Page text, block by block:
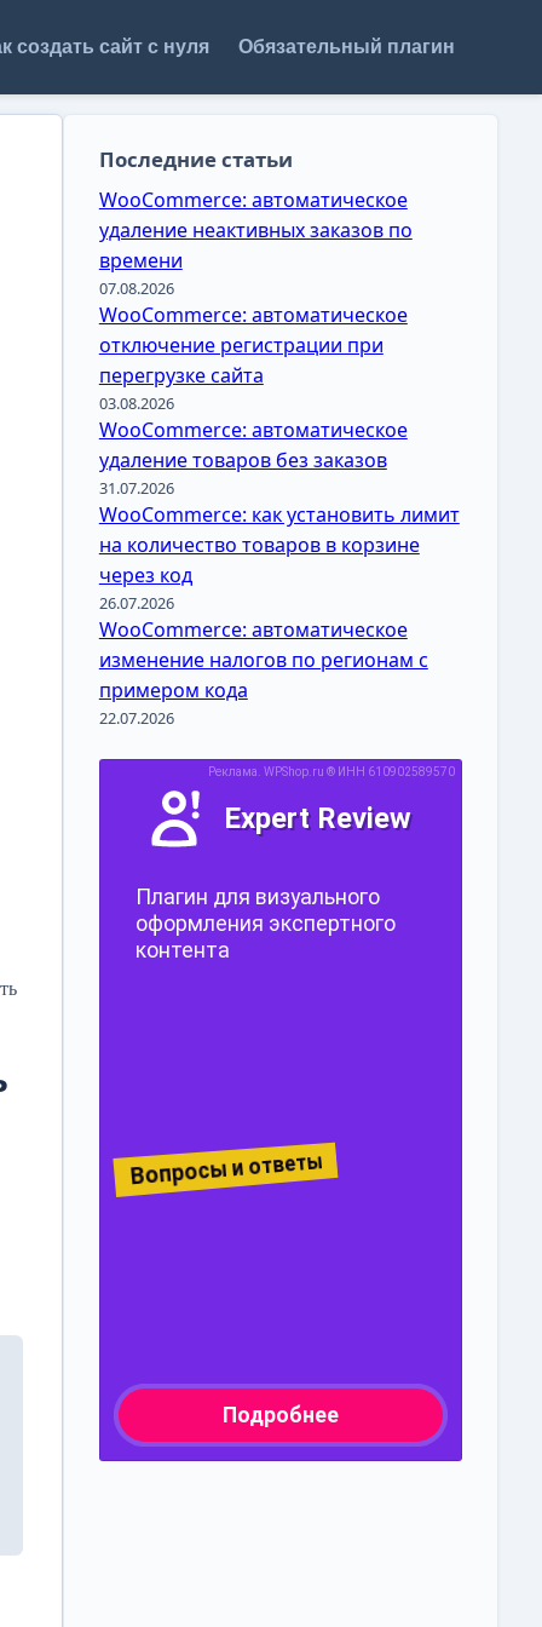
создать сайт с нуля Обязательный плагин
Последние статьи
WooCommerce: автоматическое
удаление неактивных заказов по
времени
07.08.2026
WooCommerce: автоматическое
отключение регистрации при
перегрузке сайта
03.08.2026
WooCommerce: автоматическое
удаление товаров без заказов
31.07.2026
WooCommerce: как установить лимит
на количество товаров в корзине
через код
26.07.2026
WooCommerce: автоматическое
изменение налогов по регионам с
примером кода
22.07.2026